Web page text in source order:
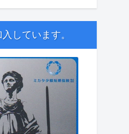
しています。